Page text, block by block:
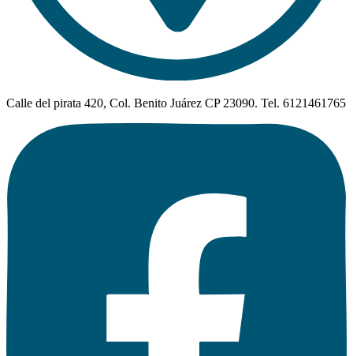
Calle del pirata 420, Col. Benito Juárez CP 23090. Tel. 6121461765